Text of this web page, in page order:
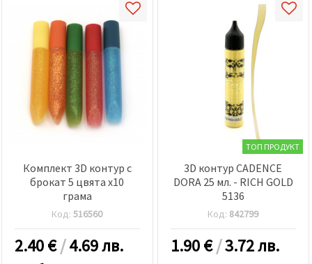
партньори
за анализ
маркетинг.
Можеш да
съгласиш
използваме
натиснеш
"Приеми
всички!"
предпочитанията
си в
"Настройки",
като
Комплект 3D контур с
брокат 5 цвята x10
грама
Код:516560
2.40€/4.69 лв.
ТОП ПРОДУКТ
3D контур CADENCE
DORA 25 мл. - RICH GOLD
5136
Код: 842799
1.90€/3.72 лв.